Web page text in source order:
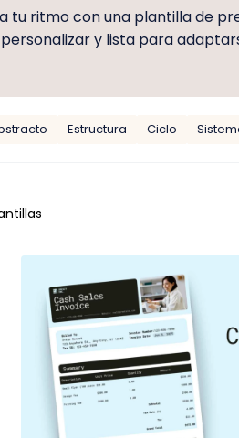
tu ritmo con una plantilla de
personalizar y lista para
Estructura Ciclo